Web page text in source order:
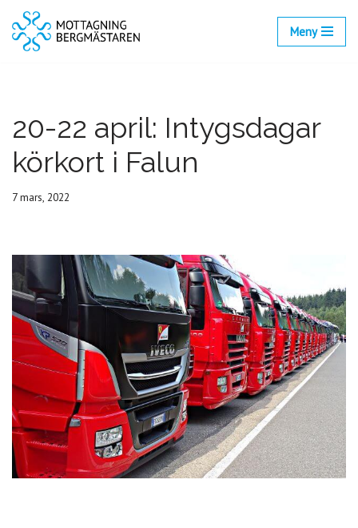
Hoppa
Meny
20-22 april: Intygsdagar
körkort i Falun
7 mars, 2022